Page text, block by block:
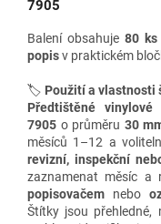
7905
Balení obsahuje 80 ks
popisv praktickém
🏷️ Použití a vlastnosti
Předtištěné
7905 o průměru 30
měsíců 1–12 a
revizní, inspekční
zaznamenat měsíc a
popisovačem nebo
Štítky jsou přehledné,